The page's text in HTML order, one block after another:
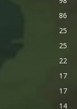
86
25
25
22
17
17
14